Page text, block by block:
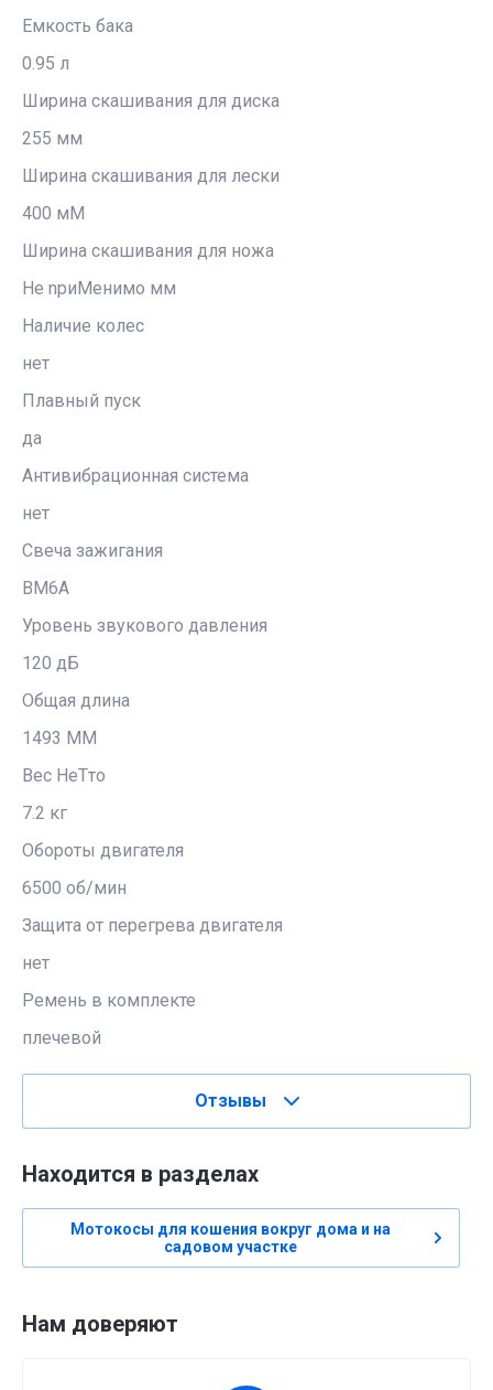
Емкость бака
0.95 л
Ширина скашивания для диска
255 мм
Ширина скашивания для лески
400 мM
Ширина скашивания для ножа
He npиMенимо мм
Наличие колес
нет
Плавный пуск
да
Антивибрационная система
нет
Свеча зажигания
BM6A
Уровень звукового давления
120 дБ
Общая длина
1493 MM
Beс HeTто
7.2 кг
Обороты двигателя
6500 об/мин
Защита от перегрева двигателя
нет
Ремень в комплекте
плечевой
Отзывы
Находится в разделах
Мотокосы для кошения вокруг дома и на
садовом участке
Нам доверяют